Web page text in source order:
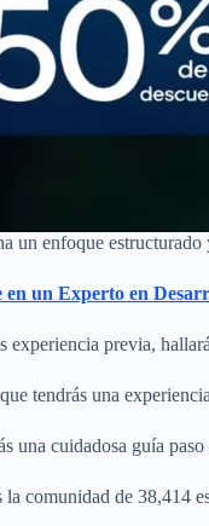
un enfoque
en un Experto en
experiencia previa,
tendrás una
una cuidadosa guía
la comunidad de